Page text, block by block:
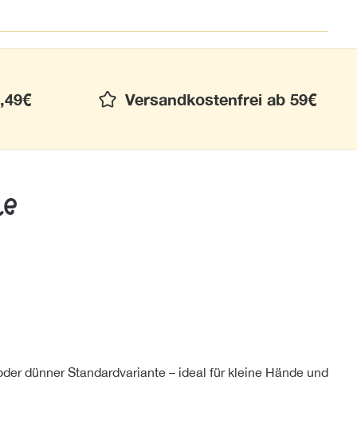
Versandkostenfrei ab 59€
dünner Standardvariante – ideal für kleine Hände und